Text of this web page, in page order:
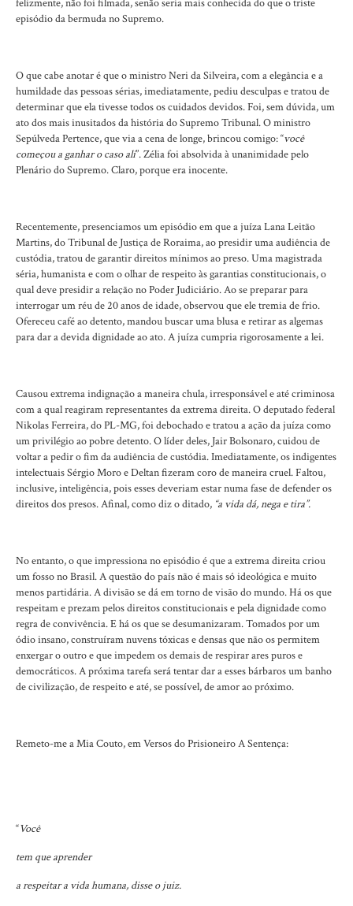
felizmente, não foi filmada, senão seria mais conhecida do que o triste
episódio da bermuda no Supremo.
O que cabe anotar é que o ministro Neri da Silveira, com a elegância e a
humildade das pessoas sérias, imediatamente, pediu desculpas e tratou de
determinar que ela tivesse todos os cuidados devidos. Foi, sem dúvida, um
ato dos mais inusitados da história do Supremo Tribunal. O ministro
Sepúlveda Pertence, que via a cena de longe, brincou comigo: “você
começou a ganhar o caso ali”. Zélia foi absolvida à unanimidade pelo
Plenário do Supremo. Claro, porque era inocente.
Recentemente, presenciamos um episódio em que a juíza Lana Leitão
Martins, do Tribunal de Justiça de Roraima, ao presidir uma audiência de
custódia, tratou de garantir direitos mínimos ao preso. Uma magistrada
séria, humanista e com o olhar de respeito às garantias constitucionais, o
qual deve presidir a relação no Poder Judiciário. Ao se preparar para
interrogar um réu de 20 anos de idade, observou que ele tremia de frio.
Ofereceu café ao detento, mandou buscar uma blusa e retirar as algemas
para dar a devida dignidade ao ato. A juíza cumpria rigorosamente a lei.
Causou extrema indignação a maneira chula, irresponsável e até criminosa
com a qual reagiram representantes da extrema direita. O deputado federal
Nikolas Ferreira, do PL-MG, foi debochado e tratou a ação da juíza como
um privilégio ao pobre detento. O líder deles, Jair Bolsonaro, cuidou de
voltar a pedir o fim da audiência de custódia. Imediatamente, os indigentes
intelectuais Sérgio Moro e Deltan fizeram coro de maneira cruel. Faltou,
inclusive, inteligência, pois esses deveriam estar numa fase de defender os
direitos dos presos. Afinal, como diz o ditado, “a vida dá, nega e tira”.
No entanto, o que impressiona no episódio é que a extrema direita criou
um fosso no Brasil. A questão do país não é mais só ideológica e muito
menos partidária. A divisão se dá em torno de visão do mundo. Há os que
respeitam e prezam pelos direitos constitucionais e pela dignidade como
regra de convivência. E há os que se desumanizaram. Tomados por um
ódio insano, construíram nuvens tóxicas e densas que não os permitem
enxergar o outro e que impedem os demais de respirar ares puros e
democráticos. A próxima tarefa será tentar dar a esses bárbaros um banho
de civilização, de respeito e até, se possível, de amor ao próximo.
Remeto-me a Mia Couto, em Versos do Prisioneiro A Sentença:
“Você
tem que aprender
a respeitar a vida humana, disse o juiz.